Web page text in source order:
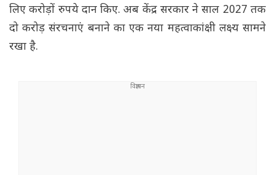
लिए करोड़ों रुपये दान किए. अब केंद्र सरकार ने साल 2027 तक
दो करोड़ संरचनाएं बनाने का एक नया महत्वाकांक्षी लक्ष्य सामने
रखा है.